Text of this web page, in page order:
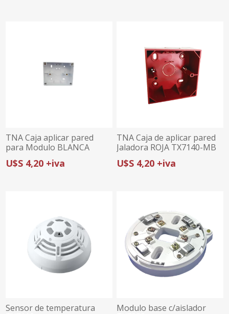
TNA Caja aplicar pared
para Modulo BLANCA
TX7990
U$S 4,20 +iva
TNA Caja de aplicar pared
Jaladora ROJA TX7140-MB
U$S 4,20 +iva
Sensor de temperatura
Modulo base c/aislador